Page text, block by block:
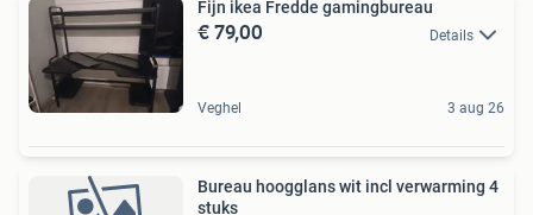
Fijn ikea Fredde gamingbureau
€ 79,00 Details
Veghel 3 aug 26
Bureau hoogglans wit incl verwarming 4
stuks